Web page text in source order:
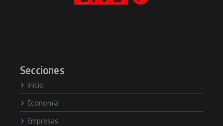
Secciones
Inicio
Economía
Empresas